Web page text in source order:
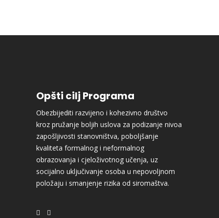
Opšti cilj Programa
Obezbijediti razvijeno i kohezivno društvo
kroz pružanje boljih uslova za podizanje nivoa
zapošljivosti stanovništva, poboljšanje
kvaliteta formalnog i neformalnog
obrazovanja i cjeloživotnog učenja, uz
socijalno uključivanje osoba u nepovoljnom
položaju i smanjenje rizika od siromaštva.